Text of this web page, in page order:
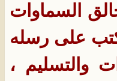
السماوات
على رسله
والتسليم ،